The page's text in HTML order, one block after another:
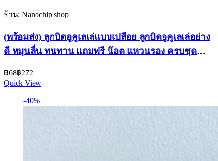
ร้าน: Nanochip shop
(พร้อมส่ง) ลูกบิดอูคูเลเล่แบบเปลือย ลูกบิดอูคูเลเล่อย่าง
ดี หมุนลื่น ทนทาน แถมฟรี น๊อต แหวนรอง ครบชุด
฿68Current
price
is:
฿68.
฿272
was:
฿272.
Quick View
-40%